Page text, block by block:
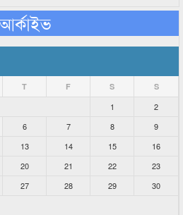
T F S S
1
2
6 7 8
9
13 14 15
16
20 21 22
23
27 28 29
30